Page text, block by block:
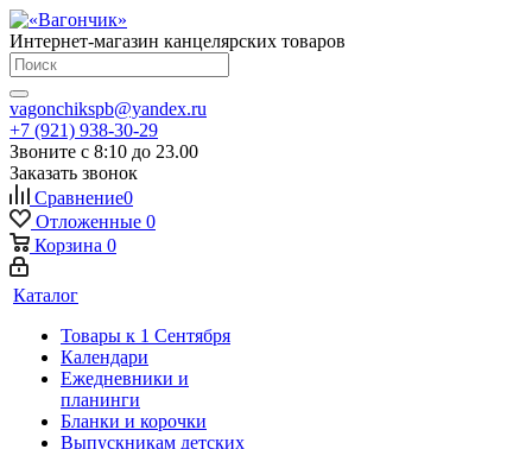
Интернет-магазин канцелярских товаров
vagonchikspb@yandex.ru
+7 (921) 938-30-29
Звоните с 8:10 до 23.00
Заказать звонок
Сравнение0
Отложенные 0
Корзина 0
Каталог
Товары к 1 Сентября
Календари
Ежедневники и
планинги
Бланки и корочки
Выпускникам детских